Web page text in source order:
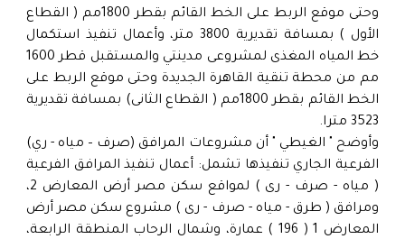
وحتى موقع الربط على الخط القائم بقطر 1800مم ( القطاع
الأول ) بمسافة تقديرية 3800 متر، وأعمال تنفيذ استكمال
خط المياه المغذى لمشروعى مدينتي والمستقبل قطر 1600
مم من محطة تنقية القاهرة الجديدة وحتى موقع الربط على
الخط القائم بقطر 1800مم ( القطاع الثانى) بمسافة تقديرية
3523 مترا.
وأوضح " الغيطي " أن مشروعات المرافق (صرف – مياه - ري)
الفرعية الجاري تنفيذها تشمل: أعمال تنفيذ المرافق الفرعية
( مياه - صرف - رى ) لمواقع سكن مصر أرض المعارض 2،
ومرافق ( طرق - مياه - صرف - رى ) مشروع سكن مصر أرض
المعارض 1 ( 196 ) عمارة، وشمال الرحاب المنطقة الرابعة،